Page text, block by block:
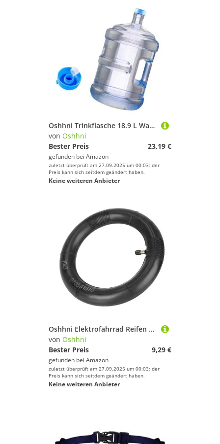
Oshhni Trinkflasche 18.9 L Wasserspender Flasche tragbarer Eimer mit Griff, BPA-frei, Dicke Kunststoff-Wasserflasche Wiederverwendbare Wasserkanister für Outdoor-Camping, Picknick, Fitnessstudio
von Oshhni
Bester Preis
23,19 €
gefunden bei Amazon
zuletzt überprüft am 27.09.2025 um 00:03; der
Preis kann sich seitdem geändert haben.
Keine weiteren Anbieter
Oshhni Elektrofahrrad Reifen Luftreifen Ersatzreifen Gummireifen Zubehörteil Aus Verschleißfestem Gummi für Gute Haftung für Elektroroller Und Fahrräder, Innere
von Oshhni
Bester Preis
9,29 €
gefunden bei Amazon
zuletzt überprüft am 27.09.2025 um 00:03; der
Preis kann sich seitdem geändert haben.
Keine weiteren Anbieter